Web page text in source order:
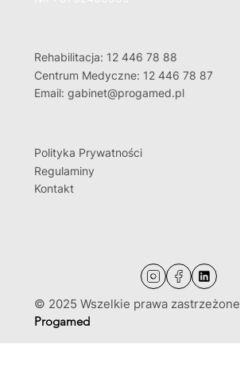
Rehabilitacja: 12 446 78 88
Centrum Medyczne: 12 446 78 87
Email: gabinet@progamed.pl
© 2025 Wszelkie prawa zastrzeżone
Progamed
Polityka Prywatności
Regulaminy
Kontakt